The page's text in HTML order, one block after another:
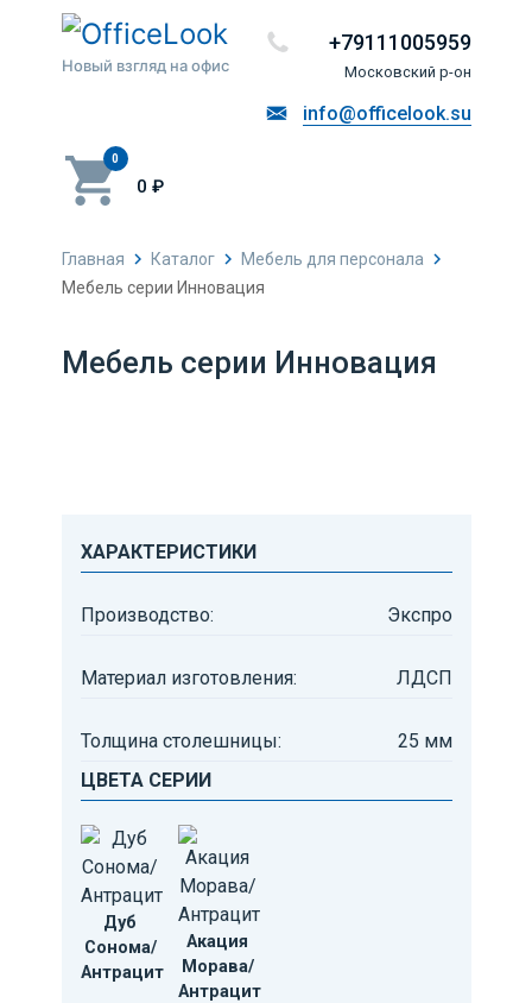
Новый взгляд на офис
+79111005959
Московский р-он
info@officelook.su
0
0 ₽
Главная Каталог
Мебель для персонала
Мебель серии Инновация
Мебель серии Инновация
ХАРАКТЕРИСТИКИ
Производство: Экспро
Материал изготовления: ЛДСП
Толщина столешницы:
25 мм
ЦВЕТА СЕРИИ
Дуб
Сонома/
Антрацит
Акация
Морава/
Антрацит